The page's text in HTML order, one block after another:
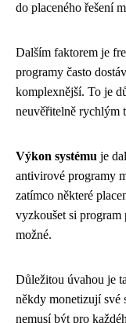
do placeného řešení
Dalším faktorem je
programy často
komplexnější. To je
neuvěřitelně rychlým
Výkon systému je
antivirové programy
zatímco některé
vyzkoušet si
možné.
Důležitou úvahou je
někdy monetizují své
nemusí být pro